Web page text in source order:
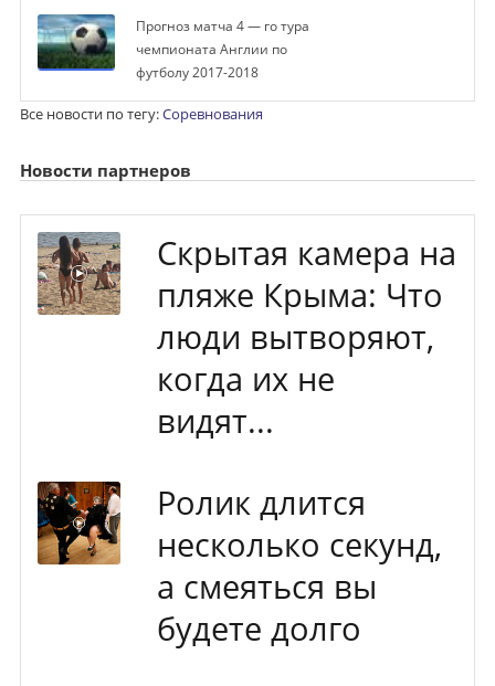
Прогноз матча 4 — го тура
чемпионата Англии по
футболу 2017-2018
Все новости по тегу:Соревнования
Новости партнеров
Скрытая камера на
пляже Крыма: Что
люди вытворяют,
когда их не
видят...
Ролик длится
несколько секунд,
а смеяться вы
будете долго